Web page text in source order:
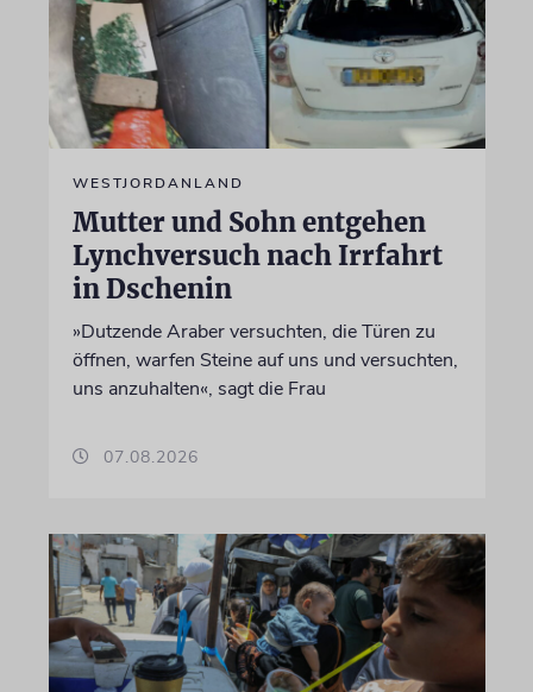
WESTJORDANLAND
Mutter und Sohn entgehen
Lynchversuch nach Irrfahrt
in Dschenin
»Dutzende Araber versuchten, die Türen zu
öffnen, warfen Steine auf uns und versuchten,
uns anzuhalten«, sagt die Frau
07.08.2026